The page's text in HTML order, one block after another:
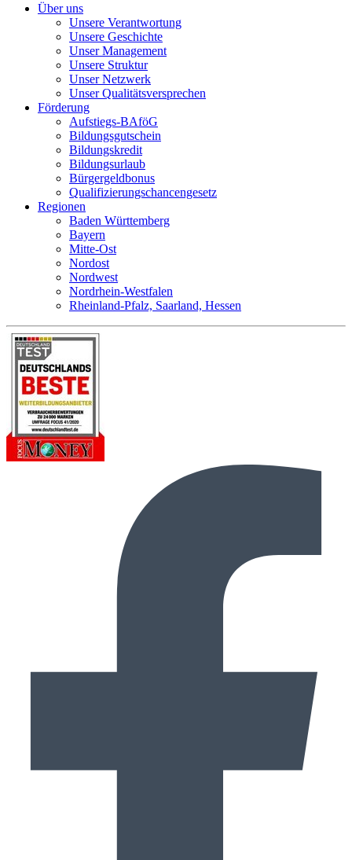
Über uns
Unsere Verantwortung
Unsere Geschichte
Unser Management
Unsere Struktur
Unser Netzwerk
Unser Qualitätsversprechen
Förderung
Aufstiegs-BAföG
Bildungsgutschein
Bildungskredit
Bildungsurlaub
Bürgergeldbonus
Qualifizierungschancengesetz
Regionen
Baden Württemberg
Bayern
Mitte-Ost
Nordost
Nordwest
Nordrhein-Westfalen
Rheinland-Pfalz, Saarland, Hessen